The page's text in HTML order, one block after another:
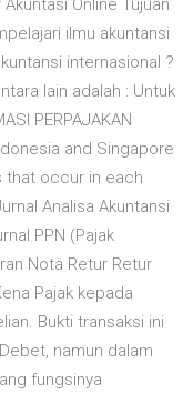
Online Tujuan
ilmu akuntansi
internasional ?
lain adalah : Untuk
PERPAJAKAN
and Singapore
that occur in each
Analisa Akuntansi
PPN (Pajak
Nota Retur Retur
Pajak kepada
Bukti transaksi ini
namun dalam
fungsinya